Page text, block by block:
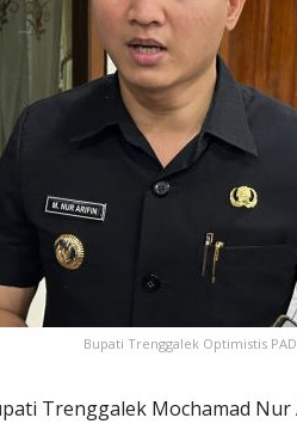
Bupati Trenggalek Optimistis
Trenggalek Mochamad